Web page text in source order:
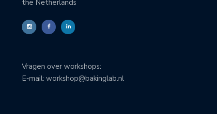
the Netherlands
Vragen over workshops:
E-mail: workshop@bakinglab.nl